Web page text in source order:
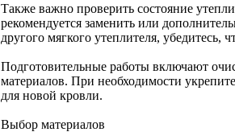
Также важно проверить состояние
рекомендуется заменить или
другого мягкого утеплителя, убедитесь,
Подготовительные работы включают
материалов. При необходимости
для новой кровли.
Выбор материалов